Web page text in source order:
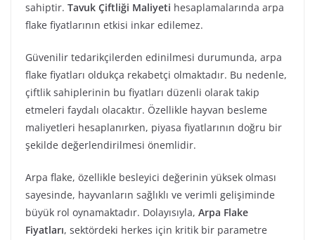
sahiptir. Tavuk Çiftliği Maliyeti hesaplamalarında arpa
flake fiyatlarının etkisi inkar edilemez.
Güvenilir tedarikçilerden edinilmesi durumunda, arpa
flake fiyatları oldukça rekabetçi olmaktadır. Bu nedenle,
çiftlik sahiplerinin bu fiyatları düzenli olarak takip
etmeleri faydalı olacaktır. Özellikle hayvan besleme
maliyetleri hesaplanırken, piyasa fiyatlarının doğru bir
şekilde değerlendirilmesi önemlidir.
Arpa flake, özellikle besleyici değerinin yüksek olması
sayesinde, hayvanların sağlıklı ve verimli gelişiminde
büyük rol oynamaktadır. Dolayısıyla, Arpa Flake
Fiyatları, sektördeki herkes için kritik bir parametre